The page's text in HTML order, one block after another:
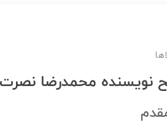
نویسنده محمدرضا